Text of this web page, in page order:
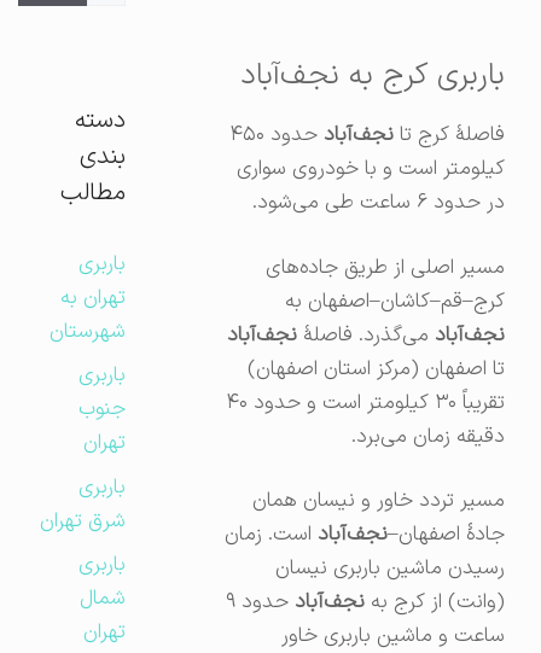
باربری کرج به نجف‌آباد
فاصلهٔ کرج تانجف‌آباد
حدود ۴۵۰
کیلومتر است و با خودروی سواری
در حدود ۶ ساعت طی می‌شود.
مسیر اصلی از طریق جاده‌های
کرج–قم–کاشان–اصفهان به
نجف‌آبادمی‌گذرد. فاصلهٔنجف‌آباد
تا اصفهان (مرکز استان اصفهان)
تقریباً ۳۰ کیلومتر است و حدود ۴۰
دقیقه زمان می‌برد.
مسیر تردد خاور و نیسان همان
جادهٔ اصفهان–نجف‌آباداست. زمان
رسیدن ماشین باربری نیسان
(وانت) از کرج بهنجف‌آباد
حدود ۹
ساعت و ماشین باربری خاور
دسته
بندی
مطالب
باربری
تهران به
شهرستان
باربری
جنوب
تهران
باربری
شرق تهران
باربری
شمال
تهران